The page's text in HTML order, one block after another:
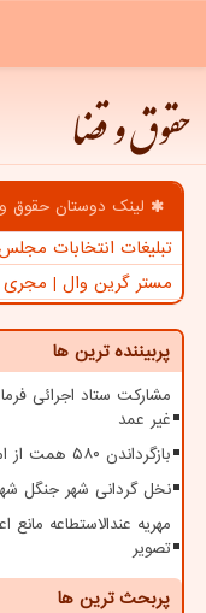
حقوق و قضا
لینک دوستان حقوق
تبلیغات انتخابات
مستر گرین وال | مجری
پربیننده ترین ها
غیر عمد
بازگرداندن ۵۸۰ همت از اموال غارت شده به بیت المال
نخل گردانی شهر جنگل
مهریه عندالاستطاعه
تصویر
پربحث ترین ها